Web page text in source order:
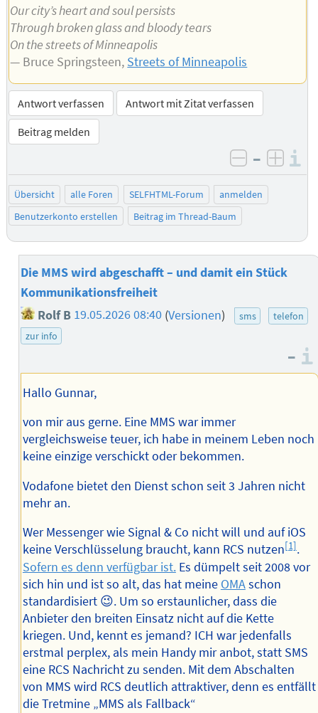
Our city’s heart and soul persists
Through broken glass and bloody tears
On the streets of Minneapolis
— Bruce Springsteen, Streets of Minneapolis
Antwort verfassen
Antwort mit Zitat verfassen
Beitrag melden
negativ
–
Übersicht alle Foren SELFHTML-Forum
anmelden
Benutzerkonto erstellen
Beitrag im Thread-Baum
Die MMS wird abgeschafft – und damit ein Stück
Kommunikationsfreiheit
Rolf B 19.05.2026 08:40 (Versionen) sms
telefon
zur info
–
Hallo Gunnar,
von mir aus gerne. Eine MMS war immer
vergleichsweise teuer, ich habe in meinem Leben noch
keine einzige verschickt oder bekommen.
Vodafone bietet den Dienst schon seit 3 Jahren nicht
mehr an.
Wer Messenger wie Signal & Co nicht will und auf iOS
keine Verschlüsselung braucht, kann RCS nutzen[1].
Sofern es denn verfügbar ist.Es dümpelt seit 2008 vor
sich hin und ist so alt, das hat meine OMAschon
standardisiert 😉. Um so erstaunlicher, dass die
Anbieter den breiten Einsatz nicht auf die Kette
kriegen. Und, kennt es jemand? ICH war jedenfalls
erstmal perplex, als mein Handy mir anbot, statt SMS
eine RCS Nachricht zu senden. Mit dem Abschalten
von MMS wird RCS deutlich attraktiver, denn es entfällt
die Tretmine „MMS als Fallback“